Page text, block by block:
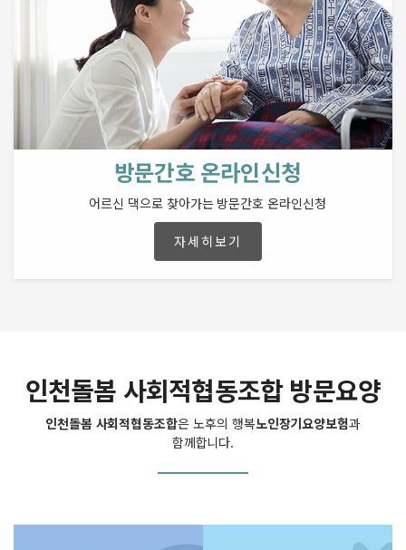
방문간호 온라인신청
어르신 댁으로 찾아가는 방문간호 온라인신청
자세히보기
인천돌봄 사회적협동조합 방문요양
인천돌봄 사회적협동조합은 노후의 행복노인장기요양보험과
함께합니다.